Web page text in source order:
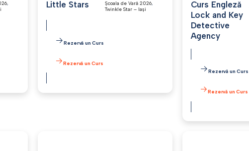
2000/
,
Little Stars Școala de Vară 2026,
Twinkle Star – Iași
Rezervă un Curs
Rezervă un Curs
Curs Engleză
Lock and Key
Detective
Agency
Rezervă un Curs
Rezervă un Curs